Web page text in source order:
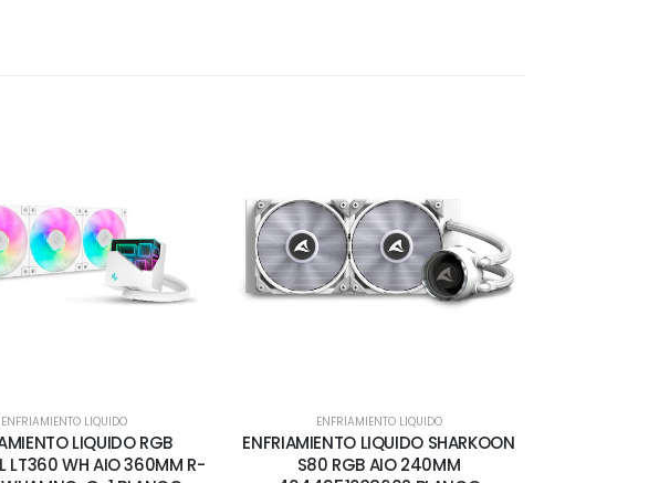
ENFRIAMIENTO LIQUIDO
LIQUIDO RGB
LT360 WH AIO 360MM R-
ENFRIAMIENTO LIQUIDO
ENFRIAMIENTO LIQUIDO SHARKOON
S80 RGB AIO 240MM